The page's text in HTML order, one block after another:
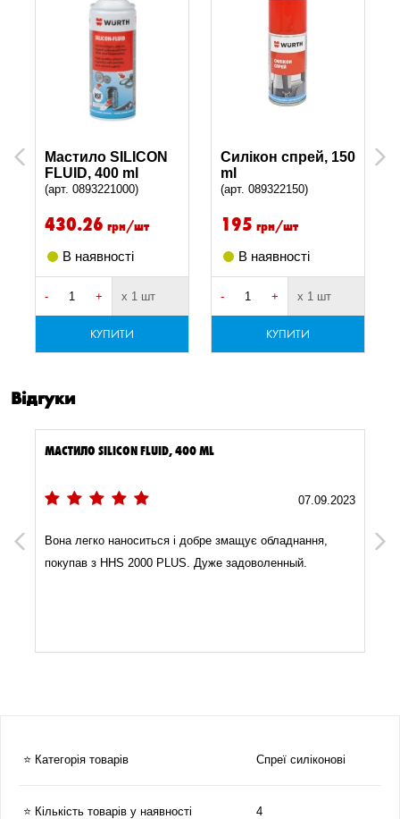
PreviousМастило SILICON
FLUID, 400 ml
(арт. 0893221000)
430.26 грн/шт
В наявності
- + х 1 шт
КУПИТИ
Силікон спрей, 150
ml
(арт. 089322150)
195 грн/шт
В наявності
- + х 1 шт
КУПИТИ
Next
Відгуки
Previous
МАСТИЛО SILICON FLUID, 400 ML
07.09.2023
Вона легко наноситься і добре змащує обладнання,
покупав з HHS 2000 PLUS. Дуже задоволенный.
Next
⭐ Категорія товарів Спреї силіконові
⭐ Кількість товарів у наявності 4